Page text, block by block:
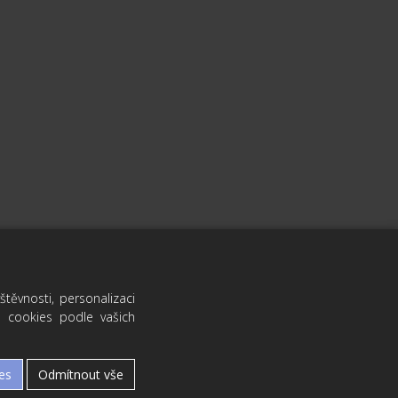
© 2019 - 2026
personalizaci
cookies podle vašich
Odmítnout vše